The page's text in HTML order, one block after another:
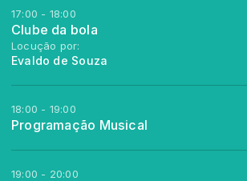
17:00 - 18:00
Clube da bola
Locução por:
Evaldo de Souza
18:00 - 19:00
Programação Musical
19:00 - 20:00